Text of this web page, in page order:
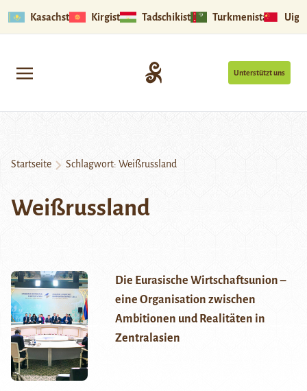
Kasachstan Kirgistan Tadschikistan Turkmenistan
Unterstützt uns
Startseite Schlagwort: Weißrussland
Weißrussland
Die Eurasische Wirtschaftsunion –
eine Organisation zwischen
Ambitionen und Realitäten in
Zentralasien